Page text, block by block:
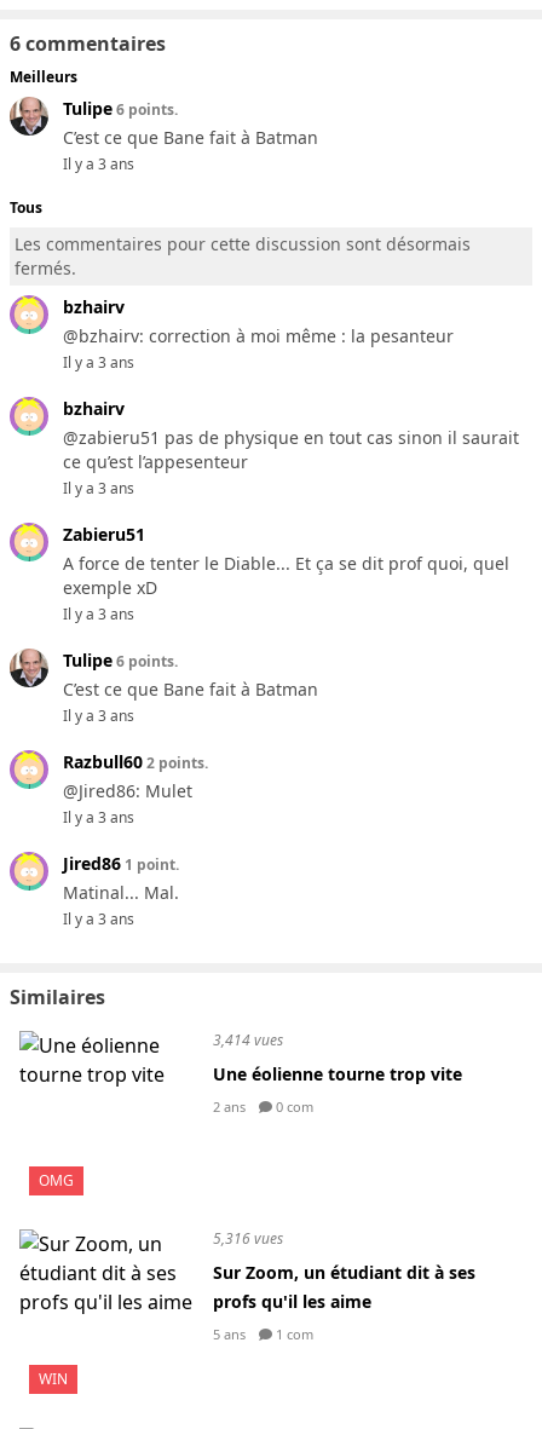
6 commentaires
Meilleurs
Tulipe6 points.
C’est ce que Bane fait à Batman
Il y a 3 ans
Tous
Les commentaires pour cette discussion sont désormais
fermés.
bzhairv
@bzhairv: correction à moi même : la pesanteur
Il y a 3 ans
bzhairv
@zabieru51 pas de physique en tout cas sinon il saurait
ce qu’est l’appesenteur
Il y a 3 ans
Zabieru51
A force de tenter le Diable... Et ça se dit prof quoi, quel
exemple xD
Il y a 3 ans
Tulipe6 points.
C’est ce que Bane fait à Batman
Il y a 3 ans
Razbull602 points.
@Jired86: Mulet
Il y a 3 ans
Jired86 1 point.
Matinal... Mal.
Il y a 3 ans
Similaires
OMG
3,414 vues
Une éolienne tourne trop vite
2 ans 0 com
WIN
5,316 vues
Sur Zoom, un étudiant dit à ses
profs qu'il les aime
5 ans 1 com